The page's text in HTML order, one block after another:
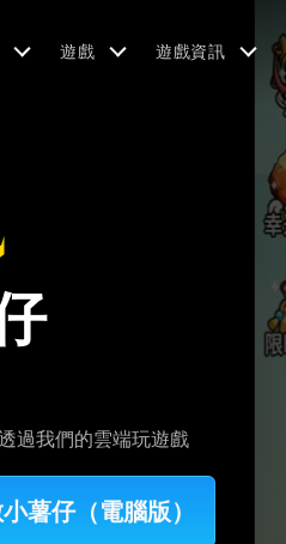
遊戲 遊戲資訊
過我們的雲端玩遊戲
薯仔（電腦版）